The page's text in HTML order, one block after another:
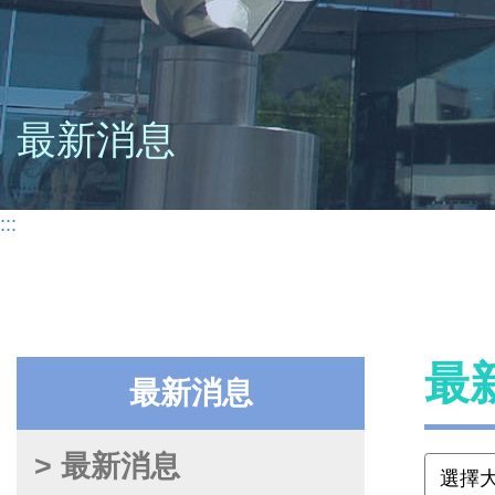
最新消息
:::
最新消息
> 最新消息
最